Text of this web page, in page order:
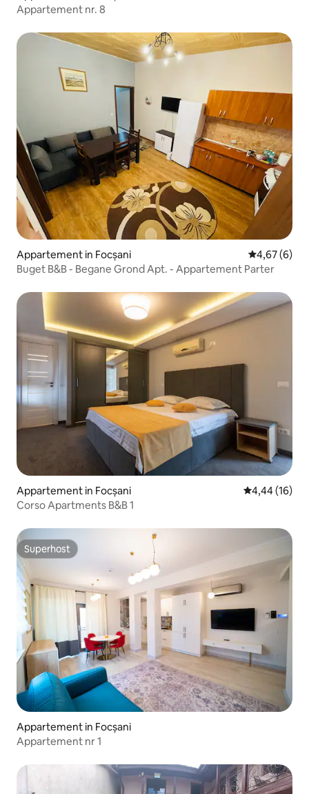
Appartement nr. 8
Appartement in Focșani Gemiddelde
4,67 (6)
Buget B&B - Begane Grond Apt. - Appartement Parter
Appartement in Focșani Gemiddelde
4,44 (16)
Corso Apartments B&B 1
Superhost
Superhost
Appartement in Focșani
Appartement nr 1